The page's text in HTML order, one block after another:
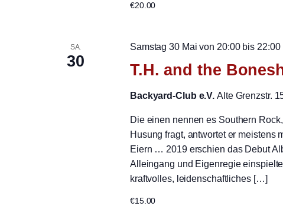
€20.00
SA.
30 T.H. and the
Samstag 30 Mai von 20:00bis 22:00
Backyard-Club e.V.Alte Grenzstr.
Die einen nennen es Southern
Husung fragt, antwortet er meistens
Eiern … 2019 erschien das Debut
Alleingang und Eigenregie
kraftvolles, leidenschaftliches […]
€15.00